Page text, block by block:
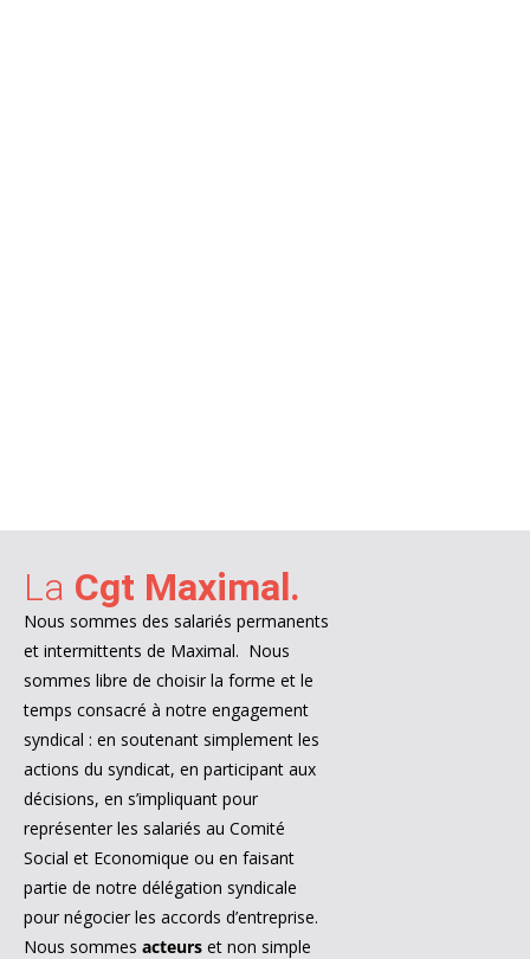
La Cgt Maximal.
Nous sommes des salariés permanents
et intermittents de Maximal. Nous
sommes libre de choisir la forme et le
temps consacré à notre engagement
syndical : en soutenant simplement les
actions du syndicat, en participant aux
décisions, en s’impliquant pour
représenter les salariés au Comité
Social et Economique ou en faisant
partie de notre délégation syndicale
pour négocier les accords d’entreprise.
Nous sommes acteurs et non simple